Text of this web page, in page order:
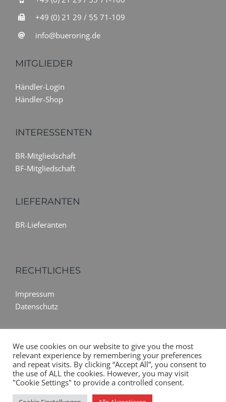
+49 (0) 21 29 / 55 71-109
info@bueroring.de
MITGLIEDER
Händler-Login
Händler-Shop
INTERESSENTEN
BR-Mitgliedschaft
BF-Mitgliedschaft
LIEFERANTEN
BR-Lieferanten
RECHTLICHES
Impressum
Datenschutz
© Copyright BMC 2026 | mit und erstellt in Haan
We use cookies on our website to give you the most
relevant experience by remembering your preferences
and repeat visits. By clicking “Accept All”, you consent to
the use of ALL the cookies. However, you may visit
"Cookie Settings" to provide a controlled consent.